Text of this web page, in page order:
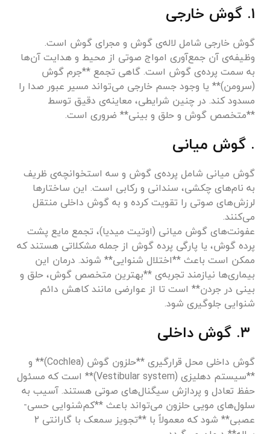
۱. گوش خارجی
گوش خارجی شامل لاله‌ی گوش و مجرای گوش است.
وظیفه‌ی آن جمع‌آوری امواج صوتی از محیط و هدایت آن‌ها
به سمت پرده‌ی گوش است. گاهی تجمع **جرم گوش
(سرومن)** یا وجود جسم خارجی می‌تواند مسیر عبور صدا را
مسدود کند. در چنین شرایطی، معاینه‌ی دقیق توسط
**متخصص گوش و حلق و بینی** ضروری است.
. گوش میانی
گوش میانی شامل پرده‌ی گوش و سه استخوانچه‌ی ظریف
به نام‌های چکشی، سندانی و رکابی است. این ساختارها
لرزش‌های صوتی را تقویت کرده و به گوش داخلی منتقل
می‌کنند.
عفونت‌های گوش میانی (اوتیت میدیا)، تجمع مایع پشت
پرده گوش، یا پارگی پرده گوش از جمله مشکلاتی هستند که
ممکن است باعث **اختلال شنوایی** شوند. درمان این
بیماری‌ها نیازمند تجربه‌ی **بهترین متخصص گوش، حلق و
بینی در جردن** است تا از عوارضی مانند کاهش دائم
شنوایی جلوگیری شود.
گوش داخلی محل قرارگیری **حلزون گوش (Cochlea)** و
**سیستم دهلیزی (Vestibular system)** است که مسئول
حفظ تعادل و پردازش سیگنال‌های صوتی هستند. آسیب به
سلول‌های مویی حلزون می‌تواند باعث **کم‌شنوایی حسی-
عصبی** شود که معمولاً با **تجویز سمعک با گارانتی ۲